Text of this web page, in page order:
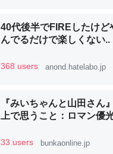
類だと殻を無くしてナメク
─ニュース :: 【研究発表】昆虫
40代後半でFIREしたけ
んでるだけで楽しくない..
368 users anond.hatelabo.jp
『みいちゃんと山田さん
上で思うこと：ロマン優
33 users bunkaonline.jp